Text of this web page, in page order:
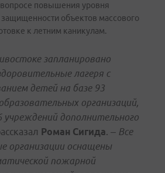
повышения уровня
защищенности объектов массового
к летним каникулам.
запланировано
лагеря с
детей на базе 93
организаций,
учреждений дополнительного
Роман Сигида. – Все
организации оснащены
пожарной